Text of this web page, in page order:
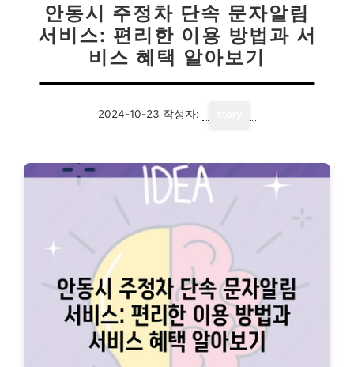
안동시 주정차 단속 문자알림
서비스: 편리한 이용 방법과 서
비스 혜택 알아보기
2024-10-23 작성자: